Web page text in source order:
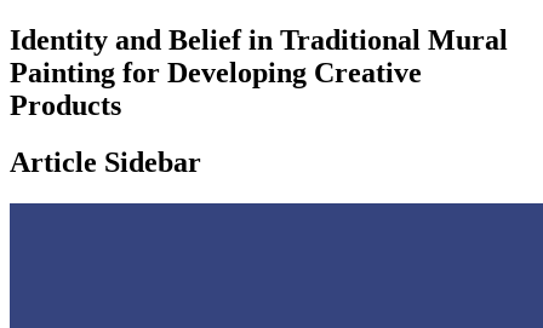
Identity and Belief in Traditional Mural
Painting for Developing Creative
Products
Article Sidebar